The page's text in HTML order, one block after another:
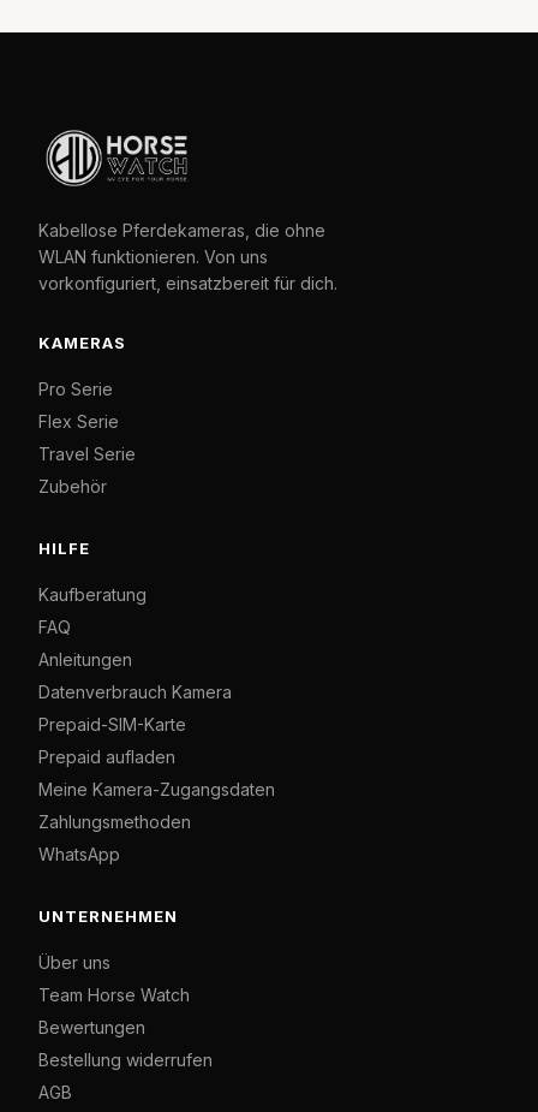
Kabellose Pferdekameras, die ohne
WLAN funktionieren. Von uns
vorkonfiguriert, einsatzbereit für dich.
KAMERAS
Pro Serie
Flex Serie
Travel Serie
Zubehör
HILFE
Kaufberatung
FAQ
Anleitungen
Datenverbrauch Kamera
Prepaid-SIM-Karte
Prepaid aufladen
Meine Kamera-Zugangsdaten
Zahlungsmethoden
WhatsApp
UNTERNEHMEN
Über uns
Team Horse Watch
Bewertungen
Bestellung widerrufen
AGB